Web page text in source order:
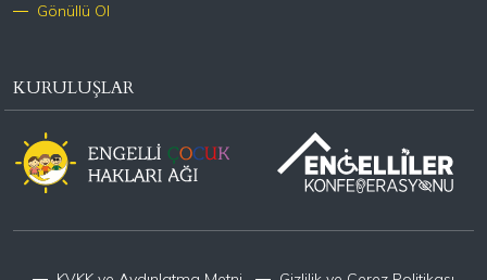
Gönüllü Ol
KURULUŞLAR